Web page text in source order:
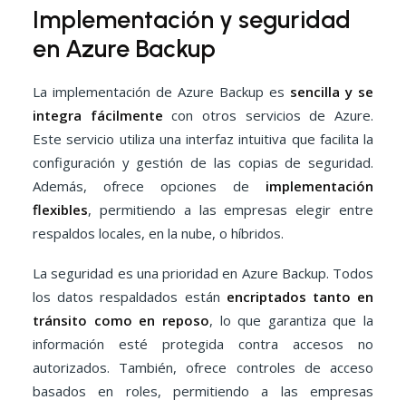
Implementación y seguridad
en Azure Backup
La implementación de Azure Backup es sencilla y se
integra fácilmente con otros servicios de Azure.
Este servicio utiliza una interfaz intuitiva que facilita la
configuración y gestión de las copias de seguridad.
Además, ofrece opciones de implementación
flexibles, permitiendo a las empresas elegir entre
respaldos locales, en la nube, o híbridos.
La seguridad es una prioridad en Azure Backup. Todos
los datos respaldados están encriptados tanto en
tránsito como en reposo, lo que garantiza que la
información esté protegida contra accesos no
autorizados. También, ofrece controles de acceso
basados en roles, permitiendo a las empresas